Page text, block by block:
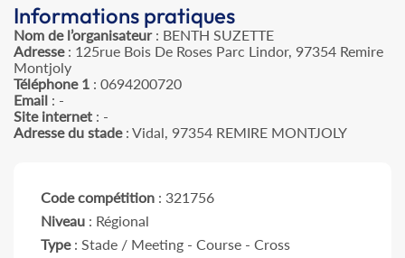
Informations pratiques
Nom de l’organisateur: BENTH SUZETTE
Adresse: 125rue Bois De Roses Parc Lindor, 97354 Remire
Montjoly
Téléphone 1 : 0694200720
Email : -
Site internet : -
Adresse du stade: Vidal, 97354 REMIRE MONTJOLY
Code compétition : 321756
Niveau : Régional
Type: Stade / Meeting - Course - Cross